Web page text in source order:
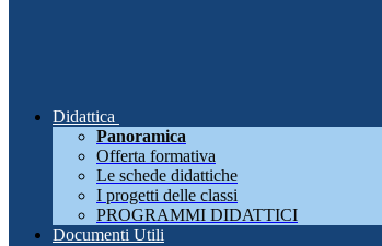
Didattica
Panoramica
Offerta formativa
Le schede didattiche
I progetti delle classi
PROGRAMMI DIDATTICI
Documenti Utili